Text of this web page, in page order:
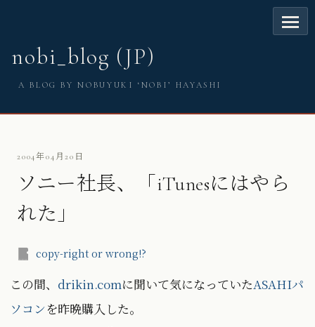
nobi_blog (JP)
A BLOG BY NOBUYUKI ‘NOBI’ HAYASHI
2004年04月20日
ソニー社長、「iTunesにはやら
れた」
copy-right or wrong!?
この間、 drikin.comに聞いて気になっていたASAHIパ
ソコンを昨晩購入した。